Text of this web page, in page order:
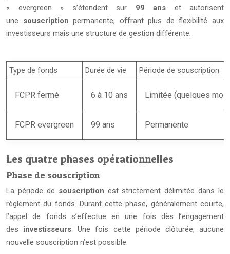
« evergreen » s’étendent sur 99 ans et autorisent
une souscription permanente, offrant plus de flexibilité aux
investisseurs mais une structure de gestion différente.
Type de fonds Durée de vie Période de souscription
FCPR fermé 6 à 10 ans Limitée (quelques
FCPR evergreen 99 ans Permanente
Les quatre phases opérationnelles
Phase de souscription
La période de souscription est strictement délimitée dans le
règlement du fonds. Durant cette phase, généralement courte,
l’appel de fonds s’effectue en une fois dès l’engagement
des investisseurs. Une fois cette période clôturée, aucune
nouvelle souscription n’est possible.